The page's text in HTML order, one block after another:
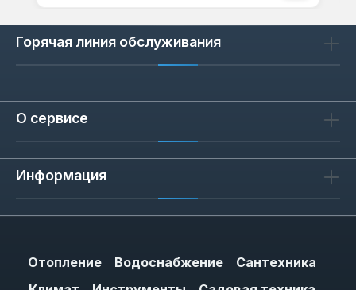
Горячая линия обслуживания
О сервисе
Информация
Отопление Водоснабжение
Сантехника